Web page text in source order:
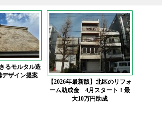
るモルタル造
ザイン提案
【2026年最新版】北区のリフォ
ーム助成金 4月スタート！最
大10万円助成